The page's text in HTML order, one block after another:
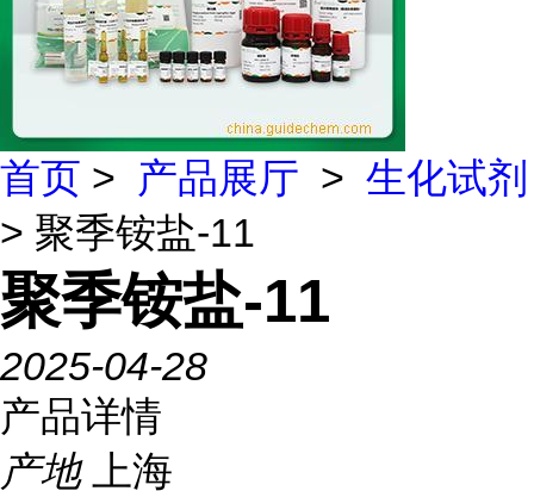
首页 > 产品展厅 > 生化试剂
> 聚季铵盐-11
聚季铵盐-11
2025-04-28
产品详情
产地
上海